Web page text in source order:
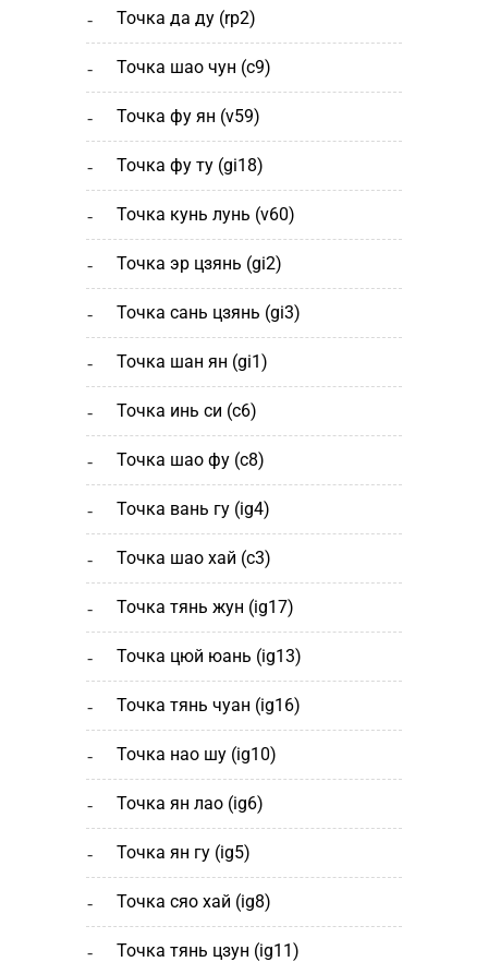
точка да ду (rp2)
точка шао чун (с9)
точка фу ян (v59)
точка фу ту (gi18)
точка кунь лунь (v60)
точка эр цзянь (gi2)
точка сань цзянь (gi3)
точка шан ян (gi1)
точка инь си (c6)
точка шао фу (c8)
точка вань гу (ig4)
точка шао хай (с3)
точка тянь жун (ig17)
точка цюй юань (ig13)
точка тянь чуан (ig16)
точка нао шу (ig10)
точка ян лао (ig6)
точка ян гу (ig5)
точка сяо хай (ig8)
точка тянь цзун (ig11)